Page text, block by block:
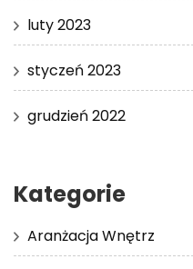
luty 2023
styczeń 2023
grudzień 2022
Kategorie
Aranżacja Wnętrz